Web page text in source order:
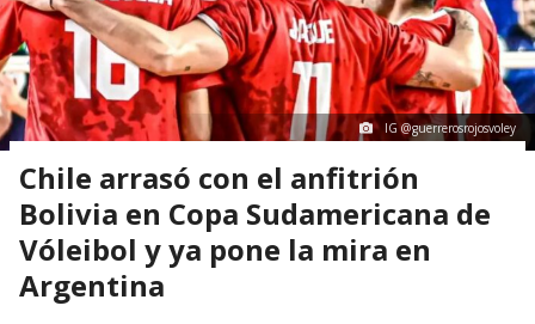
IG @guerrerosrojosvoley
Chile arrasó con el anfitrión
Bolivia en Copa Sudamericana de
Vóleibol y ya pone la mira en
Argentina